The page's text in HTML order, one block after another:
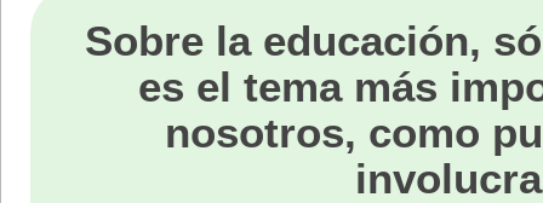
Sobre la educación,
es el tema más
nosotros, como